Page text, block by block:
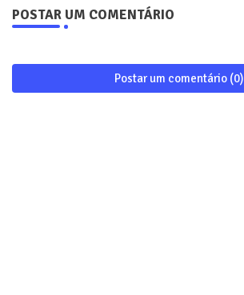
POSTAR UM COMENTÁRIO
Postar um comentário (0)